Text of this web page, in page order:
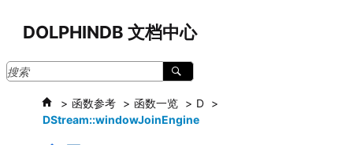
DOLPHINDB 文档中心
函数参考 函数一览
D
DStream::windowJoinEngine